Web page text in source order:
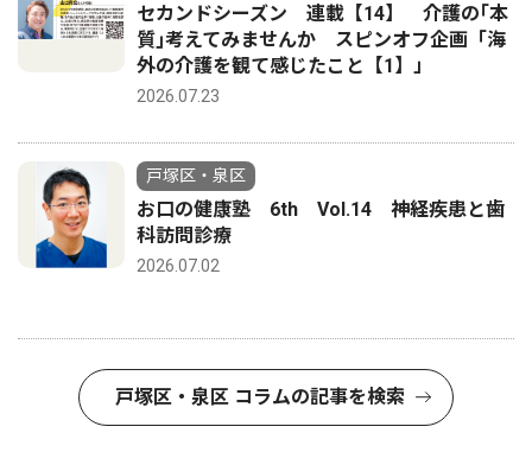
セカンドシーズン 連載【14】 介護の｢本
質｣考えてみませんか スピンオフ企画「海
外の介護を観て感じたこと【1】」
2026.07.23
戸塚区・泉区
お口の健康塾 6th Vol.14 神経疾患と歯
科訪問診療
2026.07.02
戸塚区・泉区 コラムの記事を検索